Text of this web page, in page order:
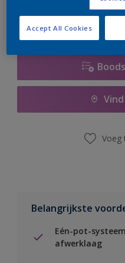
Voeg
Belangrijkste
Eén-pot-
afwerklaag
Accept All Cookies